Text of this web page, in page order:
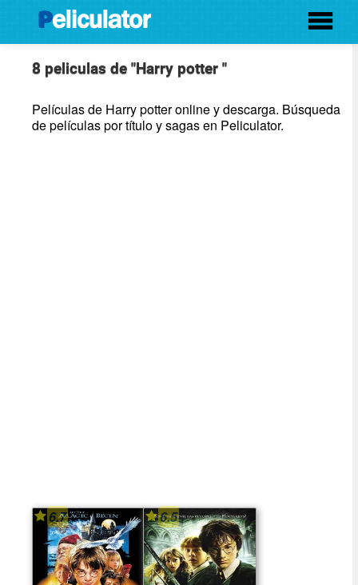
8 peliculas de "Harry potter "
Películas de Harry potter online y descarga. Búsqueda
de películas por título y sagas en Peliculator.
6.7 6.5